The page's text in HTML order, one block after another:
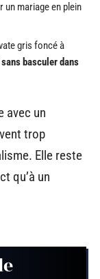
un mariage en plein
gris foncé à
basculer dans
avec un
trop
Elle reste
qu’à un